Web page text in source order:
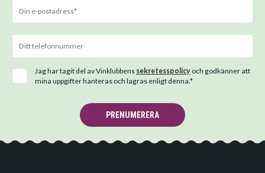
Jag har tagit del av Vinklubbens sekretesspolicy och godkänner att
mina uppgifter hanteras och lagras enligt denna.*
PRENUMERERA